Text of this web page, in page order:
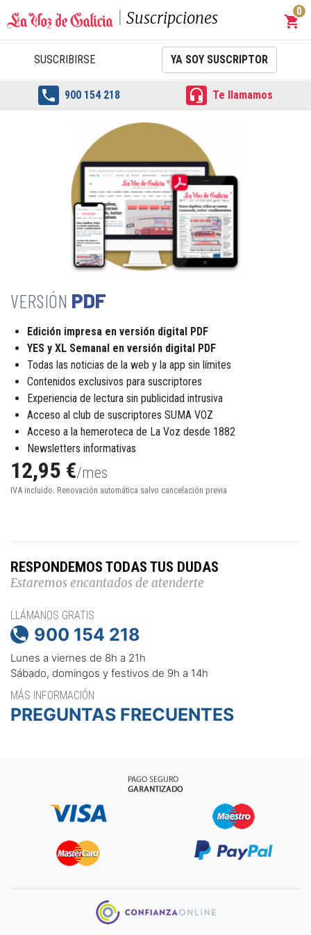
Suscripciones shopping_cart
0
SUSCRIBIRSE YA SOY SUSCRIPTOR
 900 154 218  Te llamamos
PDF
Edición impresa en versión digital PDF
YES y XL Semanal en versión digital PDF
Todas las noticias de la web y la app sin límites
Contenidos exclusivos para suscriptores
Experiencia de lectura sin publicidad intrusiva
Acceso al club de suscriptores SUMA VOZ
Acceso a la hemeroteca de La Voz desde 1882
Newsletters informativas
12,95 €/mes
IVA incluido. Renovación automática salvo cancelación previa
RESPONDEMOS TODAS TUS DUDAS
Estaremos encantados de atenderte
LLÁMANOS GRATIS
 900 154 218
Lunes a viernes de 8h a 21h
Sábado, domingos y festivos de 9h a 14h
MÁS INFORMACIÓN
PREGUNTAS FRECUENTES